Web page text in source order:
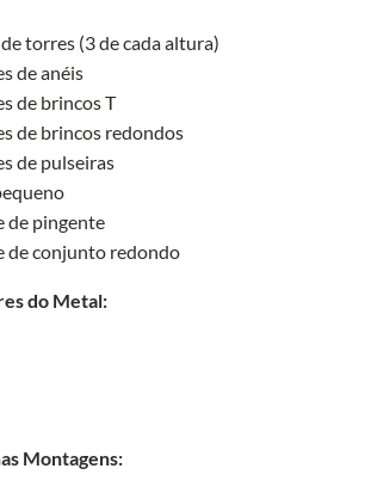
torres (3 de cada altura)
de anéis
de brincos T
de brincos redondos
de pulseiras
de pingente
de conjunto redondo
do Metal:
Montagens: